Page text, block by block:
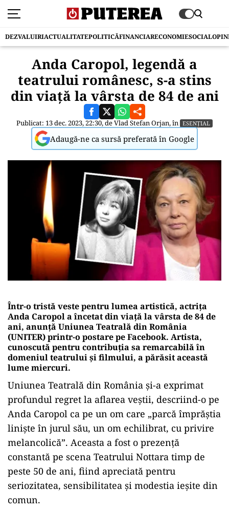
DEZVALUIRIACTUALITATEPOLITICĂFINANCIARECONOMIESOCIAL
Anda Caropol, legendă a
teatrului românesc, s-a stins
din viață la vârsta de 84 de ani
Publicat: 13 dec. 2023, 22:30, deVlad Stefan Orjan, în ESENȚIAL
Adaugă-ne ca sursă preferată în Google
Într-o tristă veste pentru lumea artistică, actrița
Anda Caropol a încetat din viață la vârsta de 84 de
ani, anunță Uniunea Teatrală din România
(UNITER) printr-o postare pe Facebook. Artista,
cunoscută pentru contribuția sa remarcabilă în
domeniul teatrului și filmului, a părăsit această
lume miercuri.
Uniunea Teatrală din România și-a exprimat
profundul regret la aflarea veștii, descriind-o pe
Anda Caropol ca pe un om care „parcă împrăștia
liniște în jurul său, un om echilibrat, cu privire
melancolică”. Aceasta a fost o prezență
constantă pe scena Teatrului Nottara timp de
peste 50 de ani, fiind apreciată pentru
seriozitatea, sensibilitatea și modestia ieșite din
comun.